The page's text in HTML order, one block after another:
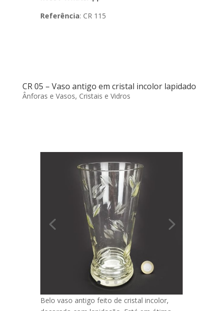
Referência: CR 115
CR 05 – Vaso antigo em cristal incolor lapidado
Ânforas e Vasos, Cristais e Vidros
Belo vaso antigo feito de cristal incolor,